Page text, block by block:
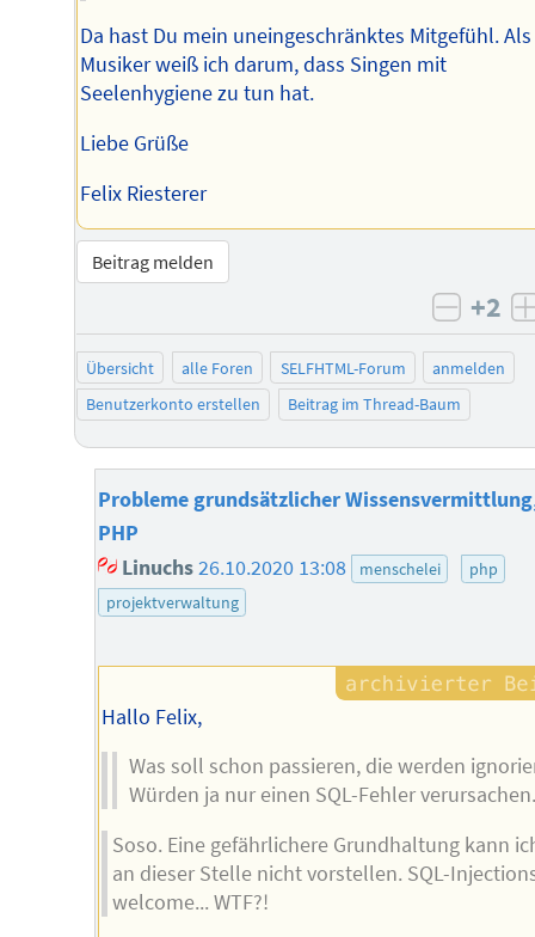
Da hast Du mein uneingeschränktes Mitgefühl. Als
Musiker weiß ich darum, dass Singen mit
Seelenhygiene zu tun hat.
Liebe Grüße
Felix Riesterer
Beitrag melden
+2
Übersicht alle Foren SELFHTML-Forum
anmelden
Benutzerkonto erstellen
Beitrag im Thread-Baum
Probleme grundsätzlicher
PHP
Linuchs26.10.2020 13:08 menschelei
php
projektverwaltung
Hallo Felix,
Was soll schon passieren, die werden
Würden ja nur einen SQL-Fehler verursachen.
Soso. Eine gefährlichere Grundhaltung kann
an dieser Stelle nicht vorstellen. SQL-
welcome... WTF?!